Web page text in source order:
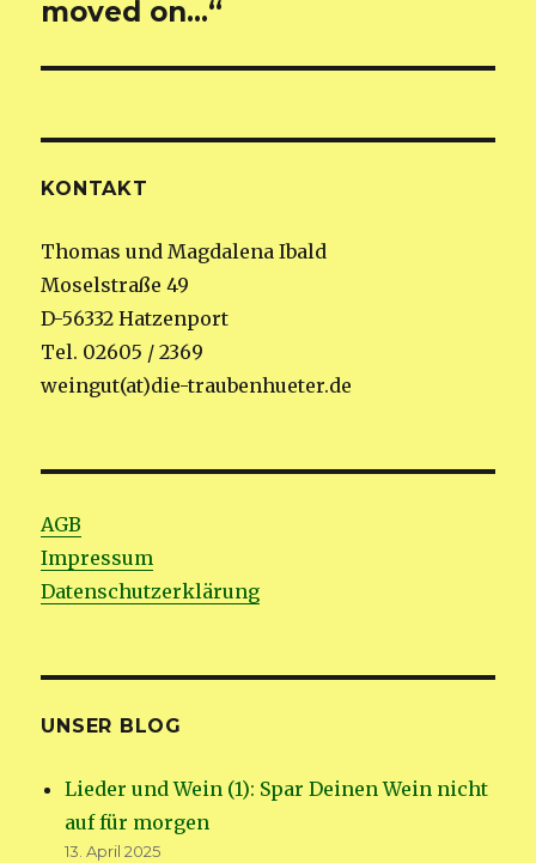
moved on…“
KONTAKT
Thomas und Magdalena Ibald
Moselstraße 49
D-56332 Hatzenport
Tel. 02605 / 2369
weingut(at)die-traubenhueter.de
AGB
Impressum
Datenschutzerklärung
UNSER BLOG
Lieder und Wein (1): Spar Deinen Wein nicht
auf für morgen
13. April 2025